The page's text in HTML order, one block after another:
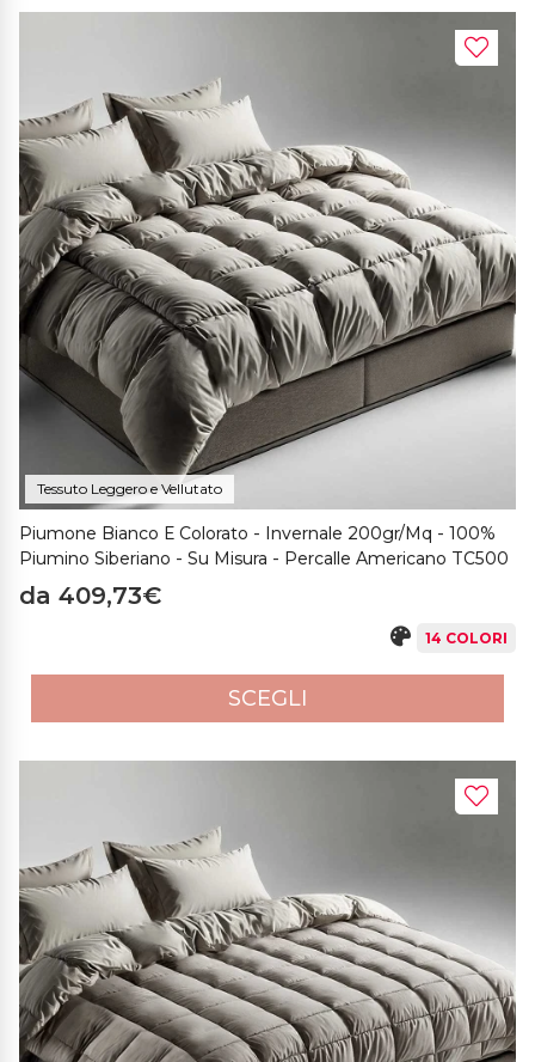
Tessuto Leggero e Vellutato
Piumone Bianco E Colorato - Invernale 200gr/mq - 100%
Piumino Siberiano - Su Misura - Percalle Americano TC500
da 409,73€
14 COLORI
SCEGLI